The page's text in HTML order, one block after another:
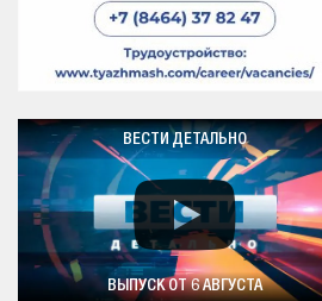
ВЕСТИ ДЕТАЛЬНО
ВЫПУСК ОТ 6 АВГУСТА